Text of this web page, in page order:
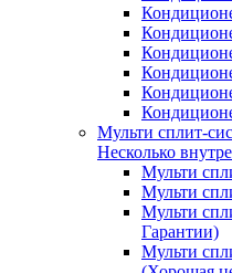
Мульти сплит-
Несколько
Мульти
Мульти
Мульти
Гарантии)
Мульти